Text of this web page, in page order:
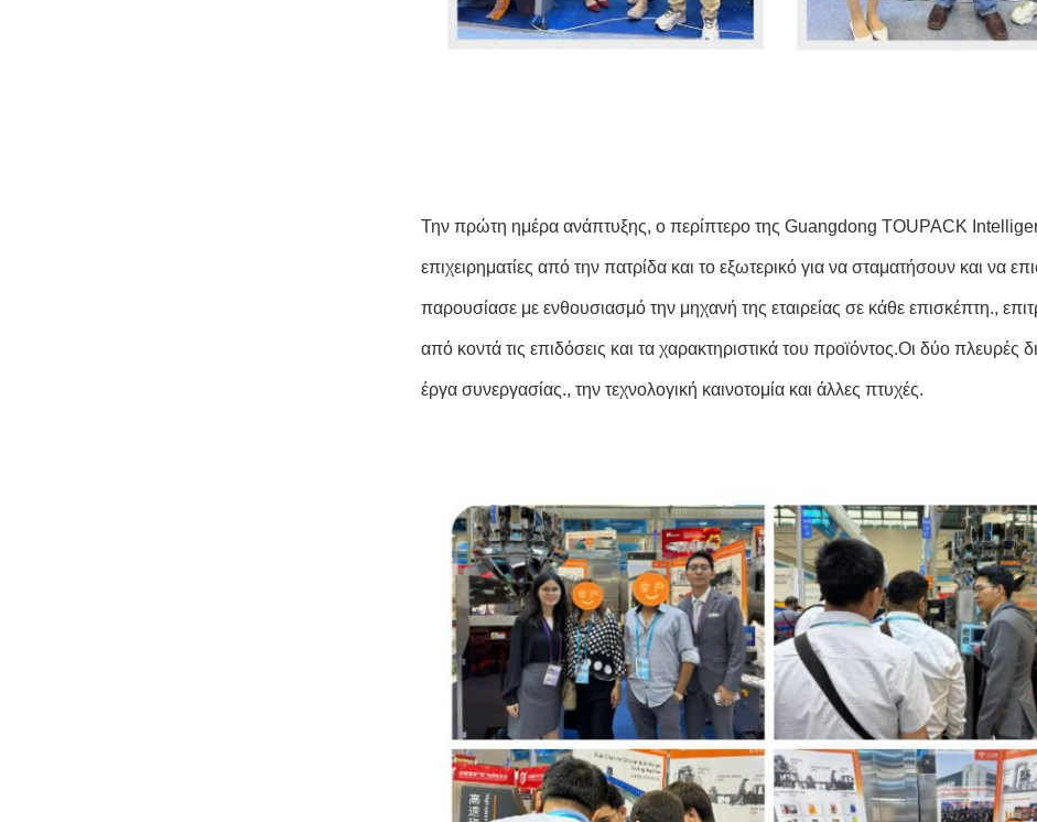
Την πρώτη ημέρα ανάπτυξης, ο περίπτερο της Guangdong TOUPACK
επιχειρηματίες από την πατρίδα και το εξωτερικό για να σταματήσουν και να
παρουσίασε με ενθουσιασμό την μηχανή της εταιρείας σε κάθε επισκέπτη.,
από κοντά τις επιδόσεις και τα χαρακτηριστικά του προϊόντος.Οι δύο πλευρές
έργα συνεργασίας., την τεχνολογική καινοτομία και άλλες πτυχές.